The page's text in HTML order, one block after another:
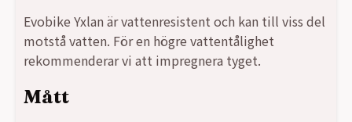
Evobike Yxlan är vattenresistent och kan till viss del
motstå vatten. För en högre vattentålighet
rekommenderar vi att impregnera tyget.
Mått